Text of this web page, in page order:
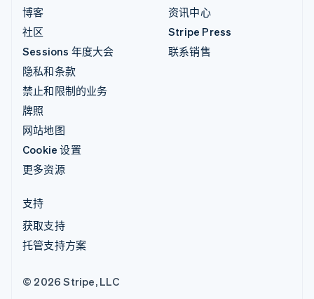
博客
社区
Sessions 年度大会
隐私和条款
禁止和限制的业务
牌照
网站地图
Cookie 设置
更多资源
资讯中心
Stripe Press
联系销售
支持
获取支持
托管支持方案
© 2026 Stripe, LLC